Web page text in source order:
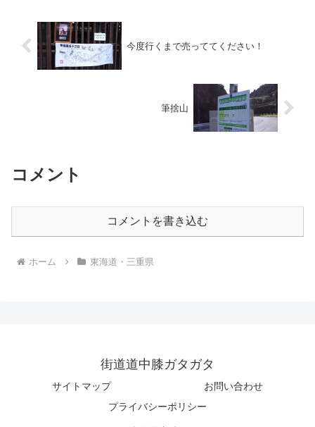
今度行くまで売っててください！
筆捨山
コメント
コメントを書き込む
ホーム 東海道・三重県
街道道中膝ガタガタ
サイトマップ
お問い合わせ
プライバシーポリシー